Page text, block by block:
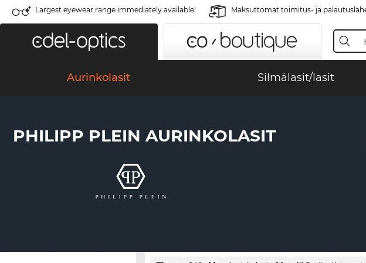
Largest eyewear range immediately available! Maksuttomat toimitus- ja
Aurinkolasit Silmälasit/lasit
PHILIPP PLEIN AURINKOLASIT